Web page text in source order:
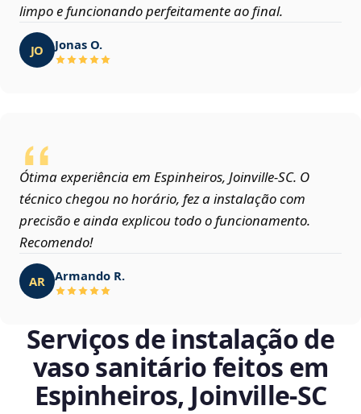
limpo e funcionando perfeitamente ao final.
JO Jonas O.
Ótima experiência em Espinheiros, Joinville‑SC. O
técnico chegou no horário, fez a instalação com
precisão e ainda explicou todo o funcionamento.
Recomendo!
AR Armando R.
Serviços de instalação de
vaso sanitário feitos em
Espinheiros, Joinville‑SC